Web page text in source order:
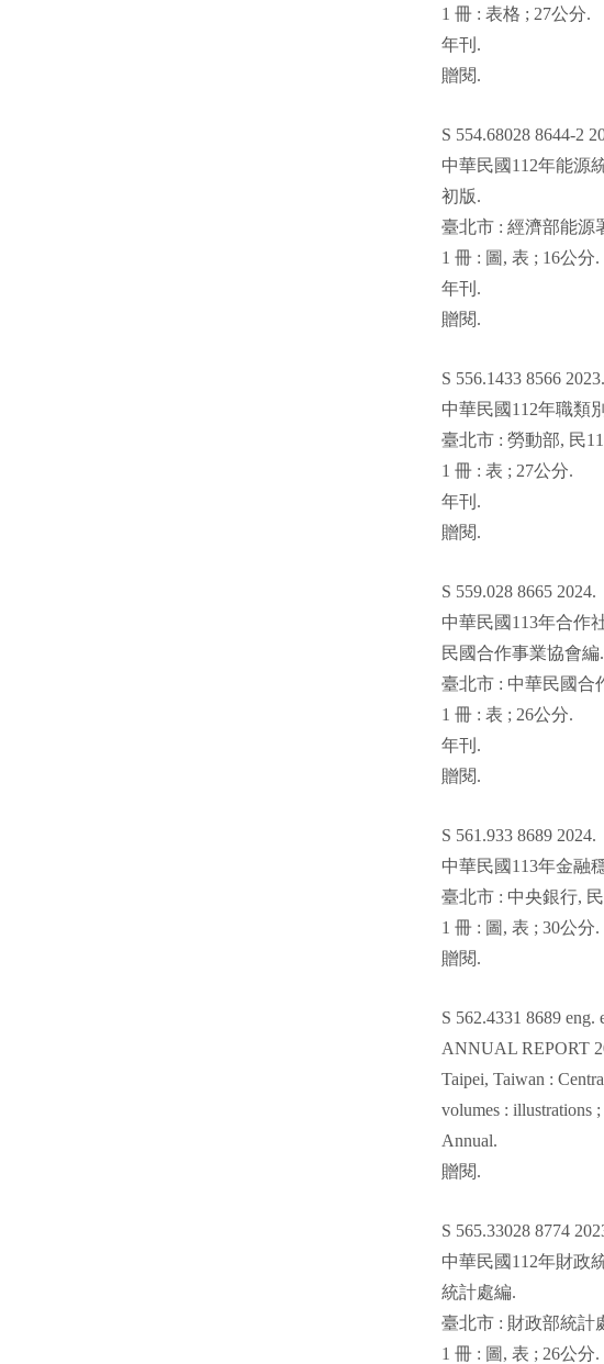
1 冊 : 表格 ; 27公分.
年刊 .
贈閱.
S 554.68028 8644-2
中華民國 112年能源
初版.
臺北市 : 經濟部能源
1 冊 : 圖 , 表 ; 16公分.
年刊 .
贈閱.
S 556.1433 8566 2023.
中華民國 112年職類
臺北市 : 勞動部, 民
1 冊 : 表 ; 27公分.
年刊 .
贈閱.
S 559.028 8665 2024.
中華民國 113年合作
民國合作事業協會編.
臺北市 : 中華民國合
1 冊 : 表 ; 26公分.
年刊 .
贈閱.
S 561.933 8689 2024.
中華民國 113年金融
臺北市 : 中央銀行, 民
1 冊 : 圖 , 表 ; 30公分.
贈閱.
S 562.4331 8689 eng.
ANNUAL REPORT
Taipei, Taiwan :
volumes : illustrations ;
Annual.
贈閱.
S 565.33028 8774
中華民國 112年財政
統計處編.
臺北市 : 財政部統計
1 冊 : 圖 , 表 ; 26公分.